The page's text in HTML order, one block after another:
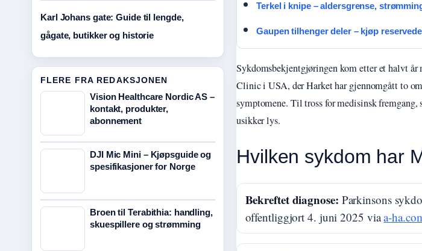
Terkel i knipe – aldersgrense,
Gaupen tilhenger deler – kjøp
Sykdomsbekjentgjøringen kom etter et halvt år
Clinic i USA, der Harket har gjennomgått to
symptomene. Til tross for medisinsk fremgang,
usikker lys.
Hvilken sykdom har
Bekreftet diagnose: Parkinsons
offentliggjort 4. juni 2025 viaa-
Karl Johans gate: Guide til lengde,
gågate, butikker og historie
FLERE FRA REDAKSJONEN
Vision Healthcare Nordic AS –
kontakt, produkter,
abonnement
DJI Mic Mini – Kjøpsguide og
spesifikasjoner for Norge
Broen til Terabithia: handling,
skuespillere og strømming